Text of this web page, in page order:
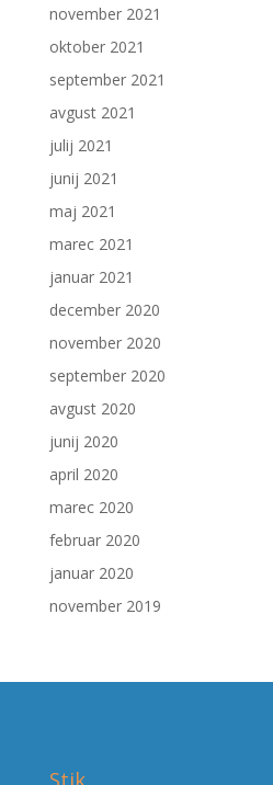
november 2021
oktober 2021
september 2021
avgust 2021
julij 2021
junij 2021
maj 2021
marec 2021
januar 2021
december 2020
november 2020
september 2020
avgust 2020
junij 2020
april 2020
marec 2020
februar 2020
januar 2020
november 2019
Stik